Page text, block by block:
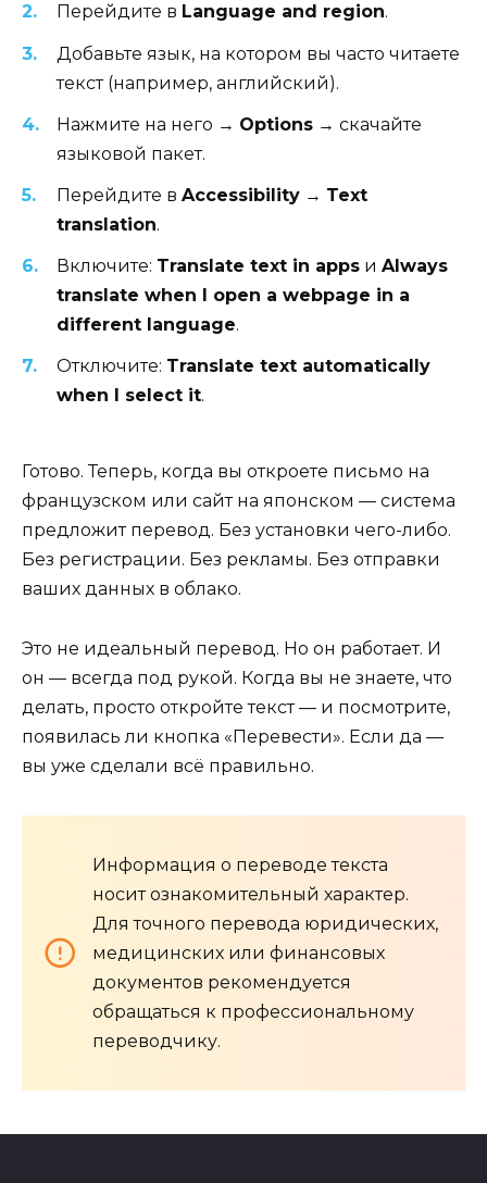
Перейдите в Language and region.
Добавьте язык, на котором вы часто читаете
текст (например, английский).
Нажмите на него → Options → скачайте
языковой пакет.
Перейдите в Accessibility → Text
translation.
Включите: Translate text in apps и Always
translate when I open a webpage in a
different language.
Отключите: Translate text automatically
when I select it.
Готово. Теперь, когда вы откроете письмо на
французском или сайт на японском — система
предложит перевод. Без установки чего-либо.
Без регистрации. Без рекламы. Без отправки
ваших данных в облако.
Это не идеальный перевод. Но он работает. И
он — всегда под рукой. Когда вы не знаете, что
делать, просто откройте текст — и посмотрите,
появилась ли кнопка «Перевести». Если да —
вы уже сделали всё правильно.
Информация о переводе текста
носит ознакомительный характер.
Для точного перевода юридических,
медицинских или финансовых
документов рекомендуется
обращаться к профессиональному
переводчику.